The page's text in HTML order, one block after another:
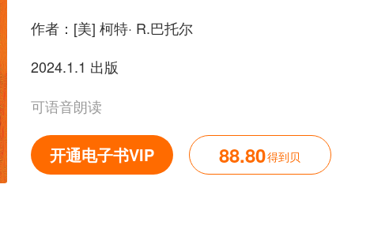
作者： [美] 柯特· R.巴托尔
2024.1.1 出版
可语音朗读
开通电子书VIP 88.80得到贝